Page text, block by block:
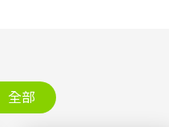
全部